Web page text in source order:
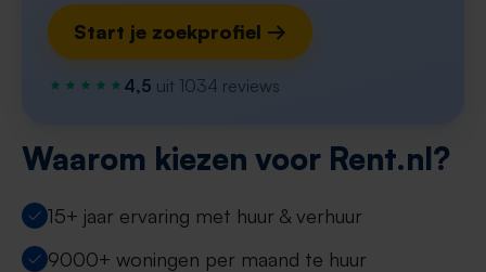
Start je zoekprofiel →
4,5 uit 1034 reviews
Waarom kiezen voor Rent.nl?
15+ jaar ervaring met huur & verhuur
9000+ woningen per maand te huur